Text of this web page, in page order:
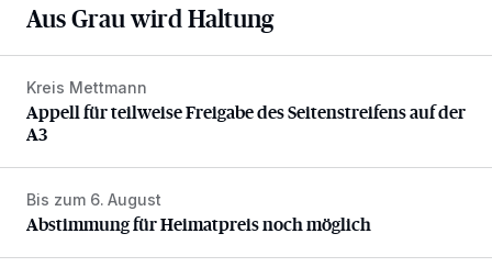
Aus Grau wird Haltung
Appell für teilweise Freigabe des Seitenstreifens auf der A3
Kreis Mettmann
Appell für teilweise Freigabe des Seitenstreifens auf der
A3
Abstimmung für Heimatpreis noch möglich
Bis zum 6. August
Abstimmung für Heimatpreis noch möglich